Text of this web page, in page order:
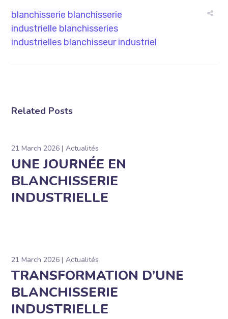
blanchisserie blanchisserie
industrielle blanchisseries
industrielles blanchisseur industriel
Related Posts
21 March 2026 Actualités
UNE JOURNÉE EN
BLANCHISSERIE
INDUSTRIELLE
21 March 2026 Actualités
TRANSFORMATION D’UNE
BLANCHISSERIE
INDUSTRIELLE